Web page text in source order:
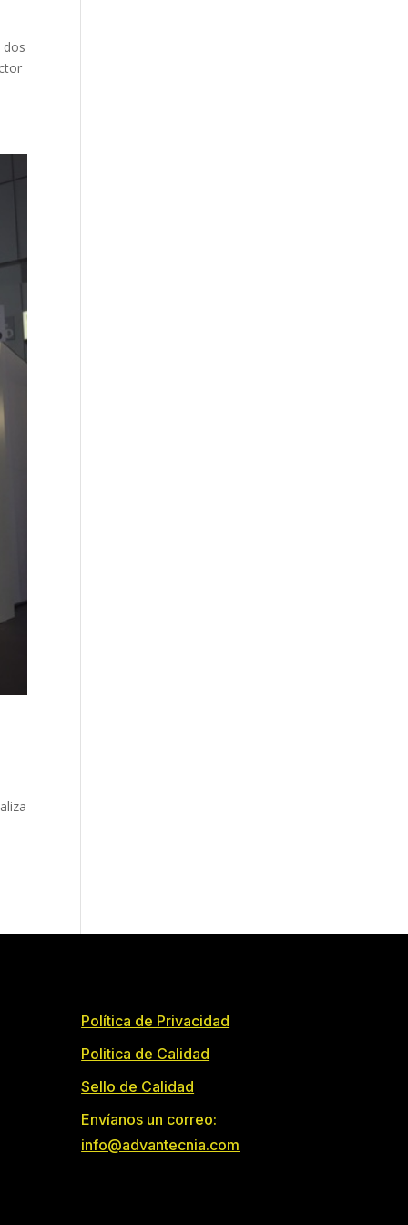
dos
Política de Privacidad
Politica de Calidad
Sello de Calidad
Envíanos un correo:
info@advantecnia.com